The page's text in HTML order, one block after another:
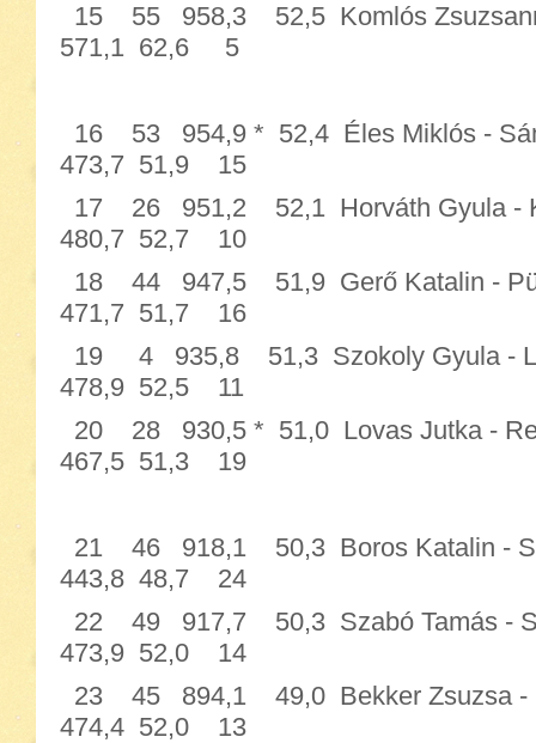
15 55 958,3 52,5 Komlós
571,1 62,6 5
16 53 954,9 * 52,4 Éles Miklós
473,7 51,9 15
17 26 951,2 52,1 Horváth
480,7 52,7 10
18 44 947,5 51,9 Gerő Katalin
471,7 51,7 16
19 4 935,8 51,3 Szokoly Gyula
478,9 52,5 11
20 28 930,5 * 51,0 Lovas Jutka
467,5 51,3 19
21 46 918,1 50,3 Boros
443,8 48,7 24
22 49 917,7 50,3 Szabó
473,9 52,0 14
23 45 894,1 49,0 Bekker
474,4 52,0 13